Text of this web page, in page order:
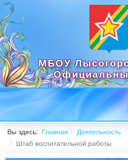
МБОУ
Вы здесь: Главная
Деятельность
Штаб воспитательной работы